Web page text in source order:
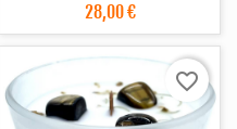
28,00 €
favorite_border